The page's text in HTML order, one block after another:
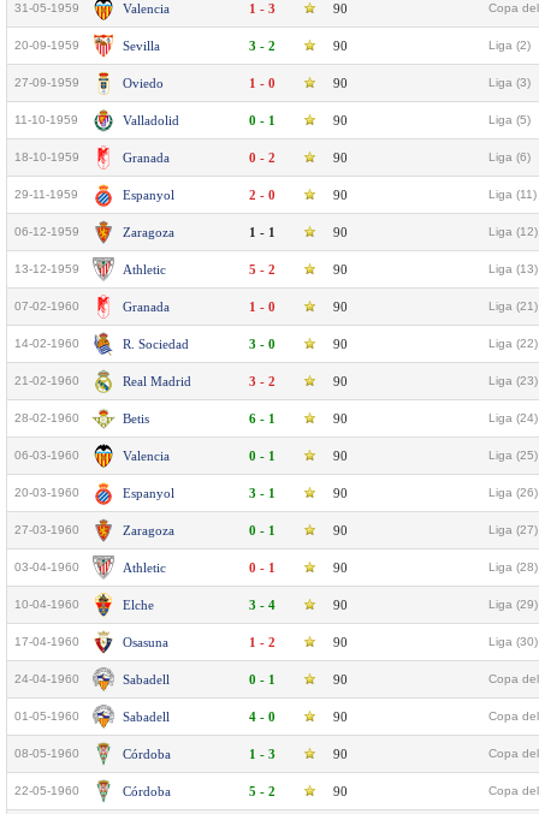
31-05-1959 Valencia 1 - 3 90 Copa
20-09-1959 Sevilla 3 - 2 90 Liga (2)
27-09-1959 Oviedo 1 - 0 90 Liga (3)
11-10-1959 Valladolid 0 - 1 90 Liga (5)
18-10-1959 Granada 0 - 2 90 Liga (6)
29-11-1959 Espanyol 2 - 0 90 Liga (11)
06-12-1959 Zaragoza 1 - 1 90 Liga (12)
13-12-1959 Athletic 5 - 2 90 Liga (13)
07-02-1960 Granada 1 - 0 90 Liga (21)
14-02-1960 R. Sociedad 3 - 0 90 Liga (22)
21-02-1960 Real Madrid 3 - 2 90 Liga (23)
28-02-1960 Betis 6 - 1 90 Liga (24)
06-03-1960 Valencia 0 - 1 90 Liga (25)
20-03-1960 Espanyol 3 - 1 90 Liga (26)
27-03-1960 Zaragoza 0 - 1 90 Liga (27)
03-04-1960 Athletic 0 - 1 90 Liga (28)
10-04-1960 Elche 3 - 4 90 Liga (29)
17-04-1960 Osasuna 1 - 2 90 Liga (30)
24-04-1960 Sabadell 0 - 1 90 Copa
01-05-1960 Sabadell 4 - 0 90 Copa
08-05-1960 Córdoba 1 - 3 90 Copa
22-05-1960 Córdoba 5 - 2 90 Copa